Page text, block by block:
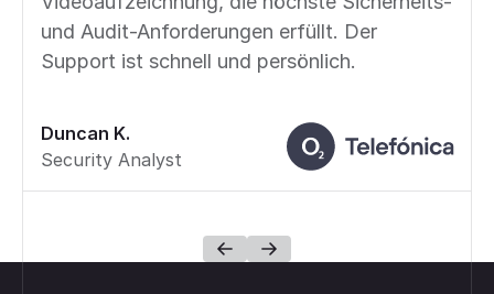
und Audit-Anforderungen erfüllt. Der
Support ist schnell und persönlich.
Duncan K.
Security Analyst